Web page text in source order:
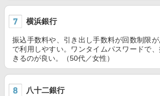
横浜銀行
振込手数料や、引き出し手数料が回数制限
で利用しやすい。ワンタイムパスワードで
きるのが良い。（50代／女性）
八十二銀行